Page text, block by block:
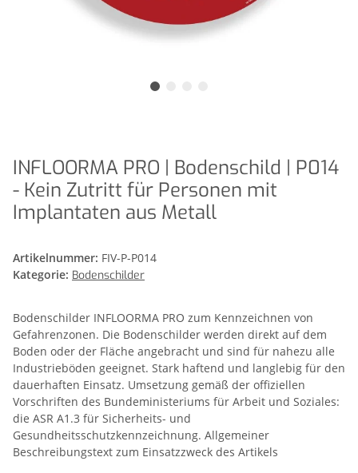
INFLOORMA PRO | Bodenschild | P014
- Kein Zutritt für Personen mit
Implantaten aus Metall
Artikelnummer: FIV-P-P014
Kategorie: Bodenschilder
Bodenschilder INFLOORMA PRO zum Kennzeichnen von
Gefahrenzonen. Die Bodenschilder werden direkt auf dem
Boden oder der Fläche angebracht und sind für nahezu alle
Industrieböden geeignet. Stark haftend und langlebig für den
dauerhaften Einsatz. Umsetzung gemäß der offiziellen
Vorschriften des Bundeministeriums für Arbeit und Soziales:
die ASR A1.3 für Sicherheits- und
Gesundheitsschutzkennzeichnung. Allgemeiner
Beschreibungstext zum Einsatzzweck des Artikels